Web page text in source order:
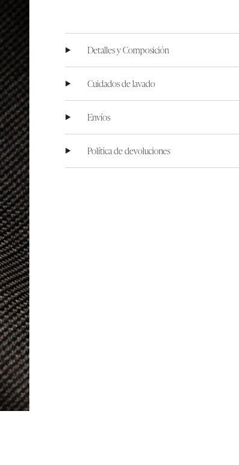
Detalles y Composición
Cuidados de lavado
Envíos
Política de devoluciones